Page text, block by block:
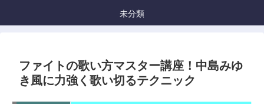
未分類
ファイトの歌い方マスター講座！中島みゆ
き風に力強く歌い切るテクニック